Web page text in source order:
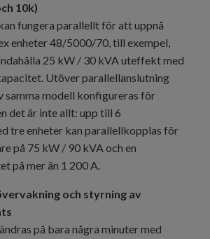
10k)
fungera parallellt för att uppnå
enheter 48/5000/70, till exempel,
25 kW / 30 kVA uteffekt med
Utöver parallellanslutning
samma modell konfigureras för
det är inte allt: upp till 6
tre enheter kan parallellkopplas för
på 75 kW / 90 kVA och en
på mer än 1 200 A.
och styrning av
på bara några minuter med